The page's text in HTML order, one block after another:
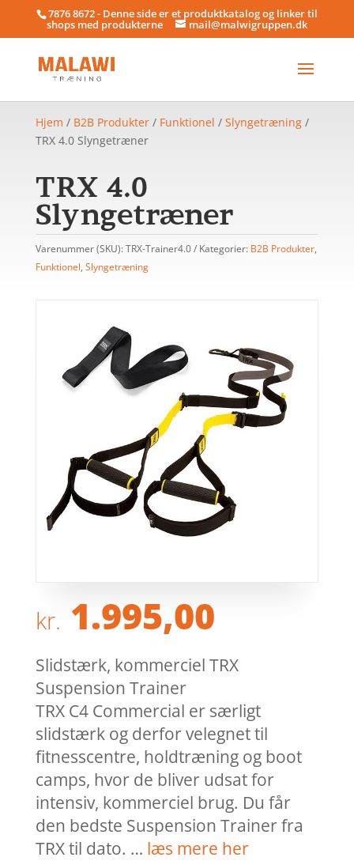
7876 8672 - Denne side er et produktkatalog og linker til
shops med produkterne mail@malwigruppen.dk
Hjem / B2B Produkter/ Funktionel / Slyngetræning/
TRX 4.0 Slyngetræner
TRX 4.0
Slyngetræner
Varenummer (SKU): TRX-Trainer4.0 Kategorier: B2B Produkter,
Funktionel, Slyngetræning
kr. 1.995,00
Slidstærk, kommerciel TRX
Suspension Trainer
TRX C4 Commercial er særligt
slidstærk og derfor velegnet til
fitnesscentre, holdtræning og boot
camps, hvor de bliver udsat for
intensiv, kommerciel brug. Du får
den bedste Suspension Trainer fra
TRX til dato. … læs mere her